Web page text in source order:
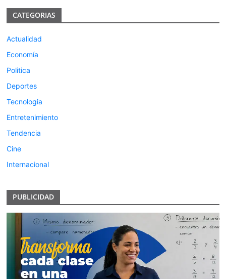
CATEGORIAS
Actualidad
Economía
Politica
Deportes
Tecnologia
Entretenimiento
Tendencia
Cine
Internacional
PUBLICIDAD